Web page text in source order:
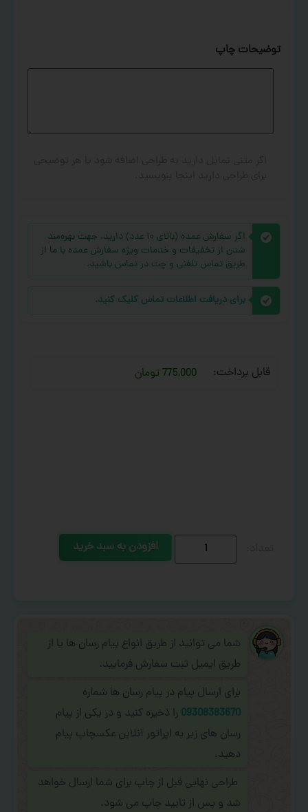
توضیحات چاپ
اگر سفارش عمده (بالای ۱۰ عدد) دارید، جهت بهره‌مند
شدن از تخفیفات و خدمات ویژه سفارش عمده با ما از
طریق تماس تلفنی و چت در تماس باشید.
برای دریافت اطلاعات تماس کلیک کنید.
قابل پرداخت: 775,000 تومان
افزودن به سبد خرید
شما می توانید از طریق انواع پیام رسان ها یا از
طریق ایمیل ثبت سفارش فرمایید.
برای ارسال پیام در پیام رسان ها شماره
09308383670 را ذخیره کنید و در یکی از پیام
رسان های زیر به اپراتور آنلاین عکسچاپ پیام
دهید.
طراحی نهایی قبل از چاپ برای شما ارسال خواهد
شد و پس از تایید چاپ می شود.